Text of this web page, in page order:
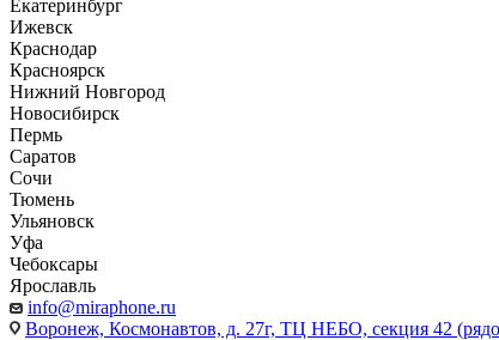
Екатеринбург
Ижевск
Краснодар
Красноярск
Нижний Новгород
Новосибирск
Пермь
Саратов
Сочи
Тюмень
Ульяновск
Уфа
Чебоксары
Ярославль
info@miraphone.ru
Воронеж, Космонавтов, д. 27г, ТЦ НЕБО, секция 42